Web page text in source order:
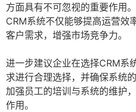
方面具有不可忽视的重要作用
CRM系统不仅能够提高运营效
客户需求，增强市场竞争力。
进一步建议企业在选择CRM系
求进行合理选择，并确保系统
加强员工的培训与系统的维护
作用。